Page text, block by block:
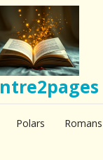
Polars Romans